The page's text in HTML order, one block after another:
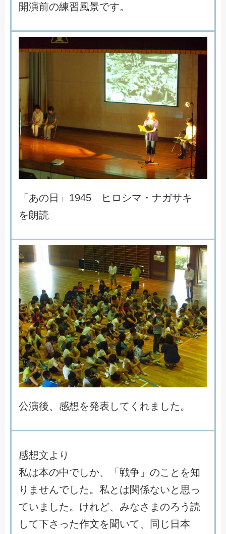
開演前の練習風景です。
「あの日 」 1945 ヒ ロ シマ ・ ナガサキ
を朗読
公演後、 感想を発表 して く れま した。
感想文よ り
私は本の中でしか、 「 戦争 」 のこ と を知
り ま せんでした。 私と は関係ないと 思 っ
てい ま した。 けれど、 みなさ ま のろ う 読
して下さ った作文を聞いて、 同 じ 日 本